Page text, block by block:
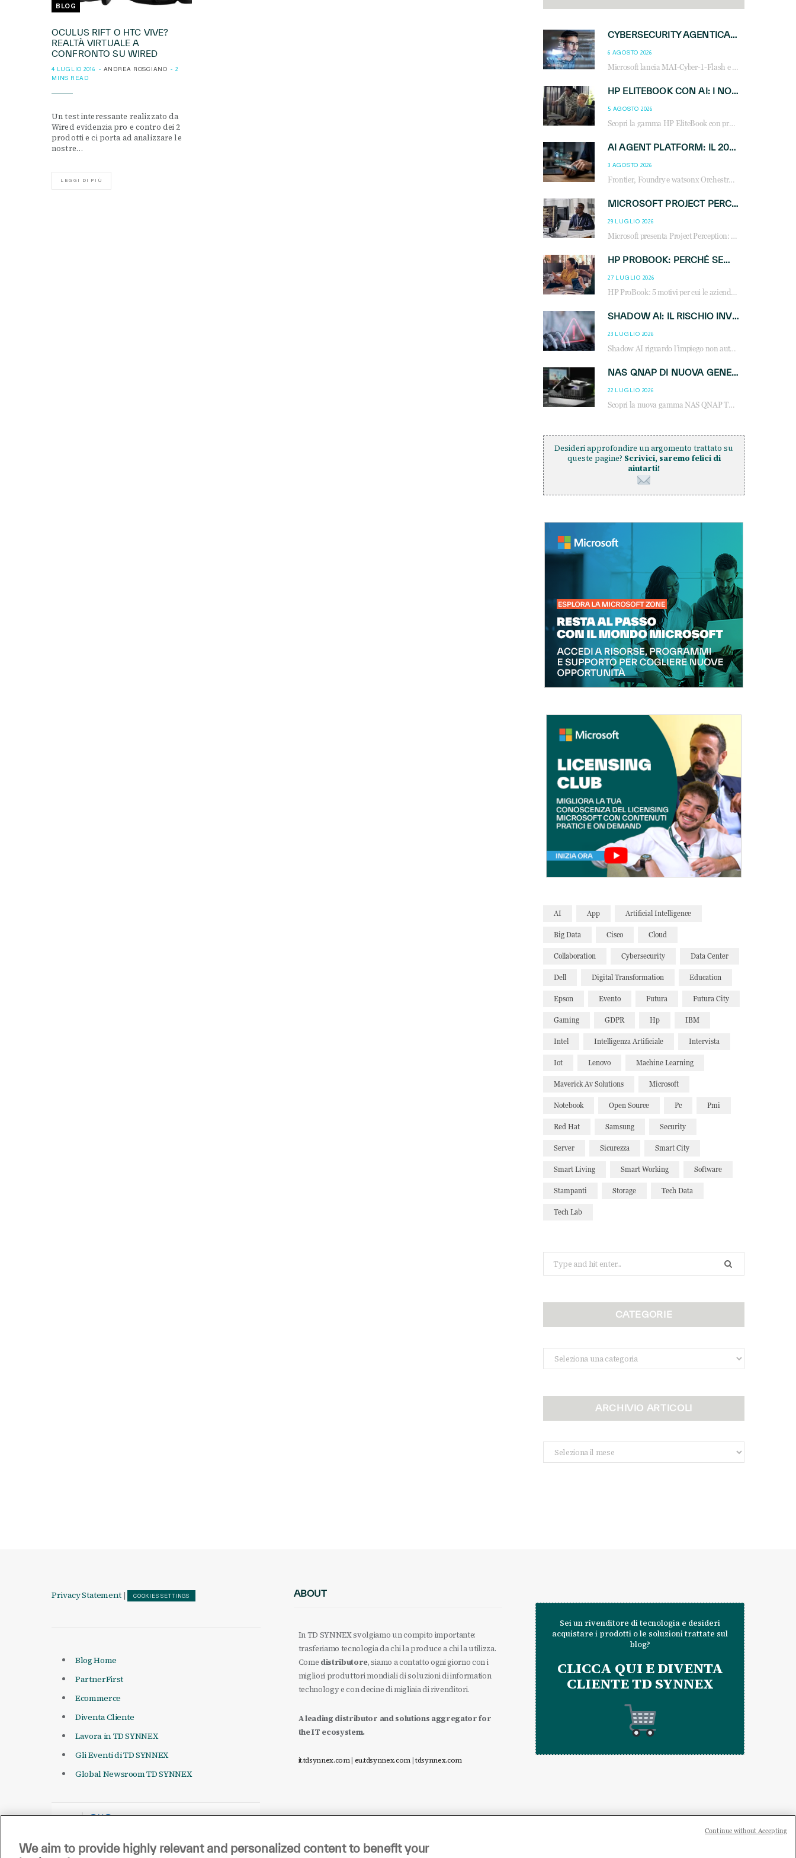
BLOG
OCULUS RIFT O HTC VIVE?
REALTÀ VIRTUALE A
CONFRONTO SU WIRED
4 LUGLIO 2016 ANDREA ROSCIANO
2
MINS READ
Un test interessante realizzato da
Wired evidenzia pro e contro dei 2
prodotti e ci porta ad analizzare le
nostre…
LEGGI DI PIÙ
CYBERSECURITY AGENTICA: CON PERCEPTION E MAI-CYBER-1-FLASH MICROSOFT APRE NUOVI SERVIZI PER IL CANALE
6 AGOSTO 2026
Microsoft lancia MAI-Cyber-1-Flash e Perception: cybersecurity agentica in preview dal 3 novembre. Cosa cambia per MSP, system integrator e reseller.
HP ELITEBOOK CON AI: I NOTEBOOK BUSINESS INTELLIGENTI CHE TRASFORMANO PRODUTTIVITÀ, SICUREZZA E LAVORO IBRIDO
5 AGOSTO 2026
Scopri la gamma HP EliteBook con processori Intel® Core™ Ultra e AMD Ryzen™ AI. Notebook business progettati per aumentare la produttività, migliorare la collaborazione e garantire sicurezza avanzata in ufficio e in mobilità.
AI AGENT PLATFORM: IL 2026 È L’ANNO DEL «SISTEMA OPERATIVO» PER GLI AGENTI AZIENDALI
3 AGOSTO 2026
Frontier, Foundry e watsonx Orchestrate: la guerra delle piattaforme AI agent ridisegna il mercato IT. Cosa cambia per reseller, MSP e system integrator.
MICROSOFT PROJECT PERCEPTION: COME GLI AGENTI AI CAMBIERANNO SOC, CYBERSECURITY E SERVIZI MSP
29 LUGLIO 2026
Microsoft presenta Project Perception: scopri come gli agenti AI possono trasformare cybersecurity, SOC e servizi gestiti degli MSP.
HP PROBOOK: PERCHÉ SEMPRE PIÙ AZIENDE SCELGONO NOTEBOOK PROGETTATI PER IL LAVORO MODERNO
27 LUGLIO 2026
HP ProBook: 5 motivi per cui le aziende scelgono i notebook business HP per migliorare produttività, sicurezza e gestione dell’AI.
SHADOW AI: IL RISCHIO INVISIBILE CHE LE AZIENDE POSSONO GOVERNARE
23 LUGLIO 2026
Shadow AI riguardo l’impiego non autorizzato di sistemi AI all’interno dell’azienda. E’ una pratica che si diffonde a partire dai dipendenti fino ai dirigenti e mette a repentaglio la cybersecurity, con costi più elevati per le organizzazioni. Due recenti report illustrano il fenomeno e forniscono dati in merito
NAS QNAP DI NUOVA GENERAZIONE: PIÙ PRESTAZIONI, SCALABILITÀ E PROTEZIONE DEI DATI PER LE INFRASTRUTTURE IT MODERNE
22 LUGLIO 2026
Scopri la nuova gamma NAS QNAP TS-h1465U-RP, TS-h1065eU e TS-h665U: storage aziendale con ZFS, DDR5, E1.S NVMe e connettività 2.5GbE per backup, virtualizzazione e cybersecurity.
Desideri approfondire un argomento trattato su
queste pagine? Scrivici, saremo felici di
aiutarti!
AI App Artificial Intelligence
Big Data Cisco Cloud
Collaboration Cybersecurity Data Center
Dell Digital Transformation Education
Epson Evento Futura Futura City
Gaming GDPR Hp IBM
Intel Intelligenza Artificiale Intervista
Iot Lenovo Machine Learning
Maverick Av Solutions Microsoft
Notebook Open Source Pc Pmi
Red Hat Samsung Security
Server Sicurezza Smart City
Smart Living Smart Working Software
Stampanti Storage Tech Data
Tech Lab
for:
CATEGORIE
Categorie
ARCHIVIO ARTICOLI
Archivio
Articoli
Privacy Statement | COOKIES SETTINGS
Blog Home
PartnerFirst
Ecommerce
Diventa Cliente
Lavora in TD SYNNEX
Gli Eventi di TD SYNNEX
Global Newsroom TD SYNNEX
ABOUT
In TD SYNNEX svolgiamo un compito importante:
trasferiamo tecnologia da chi la produce a chi la utilizza.
Come distributore, siamo a contatto ogni giorno con i
migliori produttori mondiali di soluzioni di information
technology e con decine di migliaia di rivenditori.
A leading distributor and solutions aggregator for
the IT ecosystem.
it.tdsynnex.com| eu.tdsynnex.com|tdsynnex.com
Sei un rivenditore di tecnologia e desideri
acquistare i prodotti o le soluzioni trattate sul
blog?
CLICCA QUI E DIVENTA
CLIENTE TD SYNNEX
We aim to provide highly relevant and personalized content to benefit your
Continue without Accepting